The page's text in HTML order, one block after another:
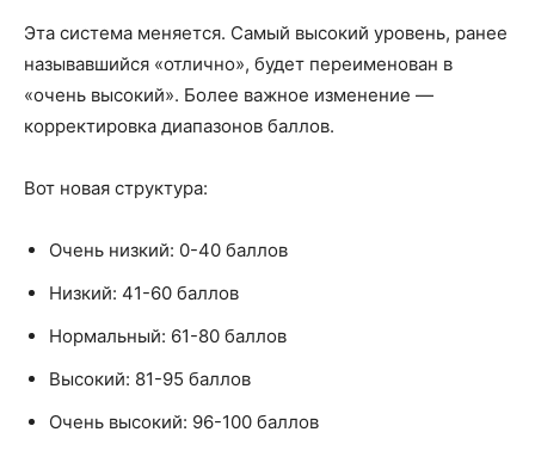
Эта система меняется. Самый высокий уровень, ранее
называвшийся «отлично», будет переименован в
«очень высокий». Более важное изменение —
корректировка диапазонов баллов.
Вот новая структура:
Очень низкий: 0-40 баллов
Низкий: 41-60 баллов
Нормальный: 61-80 баллов
Высокий: 81-95 баллов
Очень высокий: 96-100 баллов